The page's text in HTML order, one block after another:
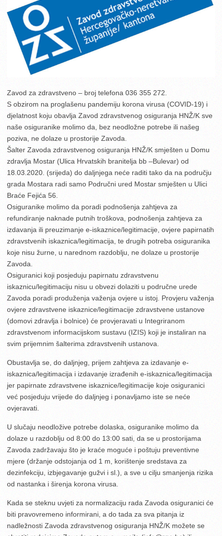
Zavod za zdravstveno – broj telefona 036 355 272.
S obzirom na proglašenu pandemiju korona virusa (COVID-19) i
djelatnost koju obavlja Zavod zdravstvenog osiguranja HNŽ/K sve
naše osiguranike molimo da, bez neodložne potrebe ili našeg
poziva, ne dolaze u prostorije Zavoda.
Šalter Zavoda zdravstvenog osiguranja HNŽ/K smješten u Domu
zdravlja Mostar (Ulica Hrvatskih branitelja bb –Bulevar) od
18.03.2020. (srijeda) do daljnjega neće raditi tako da na području
grada Mostara radi samo Područni ured Mostar smješten u Ulici
Braće Fejića 56.
Osiguranike molimo da poradi podnošenja zahtjeva za
refundiranje naknade putnih troškova, podnošenja zahtjeva za
izdavanja ili preuzimanje e-iskaznice/legitimacije, ovjere papirnatih
zdravstvenih iskaznica/legitimacija, te drugih potreba osiguranika
koje nisu žurne, u narednom razdoblju, ne dolaze u prostorije
Zavoda.
Osiguranici koji posjeduju papirnatu zdravstvenu
iskaznicu/legitimaciju nisu u obvezi dolaziti u područne urede
Zavoda poradi produženja važenja ovjere u istoj. Provjeru važenja
ovjere zdravstvene iskaznice/legitimacije zdravstvene ustanove
(domovi zdravlja i bolnice) će provjeravati u Integriranom
zdravstvenom informacijskom sustavu (IZIS) koji je instaliran na
svim prijemnim šalterima zdravstvenih ustanova.
Obustavlja se, do daljnjeg, prijem zahtjeva za izdavanje e-
iskaznica/legitimacija i izdavanje izrađenih e-iskaznica/legitimacija
jer papirnate zdravstvene iskaznice/legitimacije koje osiguranici
već posjeduju vrijede do daljnjeg i ponavljamo iste se neće
ovjeravati.
U slučaju neodložive potrebe dolaska, osiguranike molimo da
dolaze u razdoblju od 8:00 do 13:00 sati, da se u prostorijama
Zavoda zadržavaju što je kraće moguće i poštuju preventivne
mjere (držanje odstojanja od 1 m, korištenje sredstava za
dezinfekciju, izbjegavanje gužvi i sl.), a sve u cilju smanjenja rizika
od nastanka i širenja korona virusa.
Kada se steknu uvjeti za normalizaciju rada Zavoda osiguranici će
biti pravovremeno informirani, a do tada za sva pitanja iz
nadležnosti Zavoda zdravstvenog osiguranja HNŽ/K možete se